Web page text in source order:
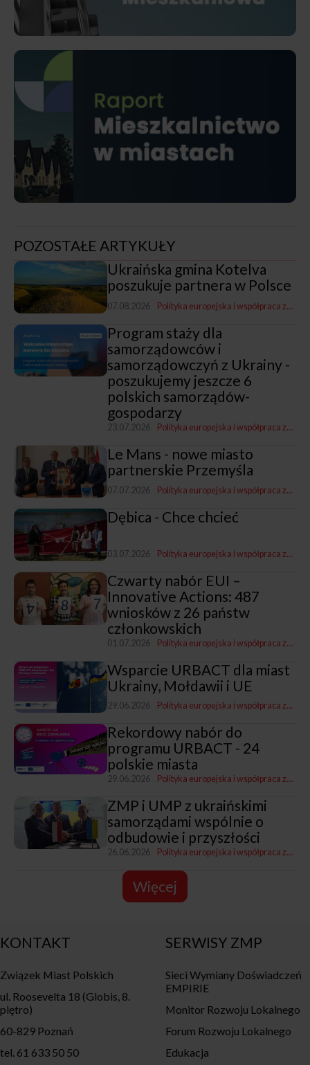
POZOSTAŁE ARTYKUŁY
Ukraińska gmina Kotelva
poszukuje partnera w Polsce
07.08.2026 Polityka europejska i współpraca zagraniczna
Program staży dla
samorządowców i
samorządowczyń z Ukrainy -
poszukujemy jeszcze 6
polskich samorządów-
gospodarzy
23.07.2026 Polityka europejska i współpraca zagraniczna
Le Mans - nowe miasto
partnerskie Przemyśla
07.07.2026 Polityka europejska i współpraca zagraniczna
Dębica - Chce chcieć
03.07.2026 Polityka europejska i współpraca zagraniczna
Czwarty nabór EUI –
Innovative Actions: 487
wniosków z 26 państw
członkowskich
01.07.2026 Polityka europejska i współpraca zagraniczna
Wsparcie URBACT dla miast
Ukrainy, Mołdawii i UE
29.06.2026 Polityka europejska i współpraca zagraniczna
Rekordowy nabór do
programu URBACT - 24
polskie miasta
29.06.2026 Polityka europejska i współpraca zagraniczna
ZMP i UMP z ukraińskimi
samorządami wspólnie o
odbudowie i przyszłości
26.06.2026 Polityka europejska i współpraca zagraniczna
Więcej
KONTAKT
Związek Miast Polskich
ul. Roosevelta 18 (Globis, 8.
piętro)
60-829 Poznań
tel. 61 633 50 50
SERWISY ZMP
Sieci Wymiany Doświadczeń
EMPIRIE
Monitor Rozwoju Lokalnego
Forum Rozwoju Lokalnego
Edukacja